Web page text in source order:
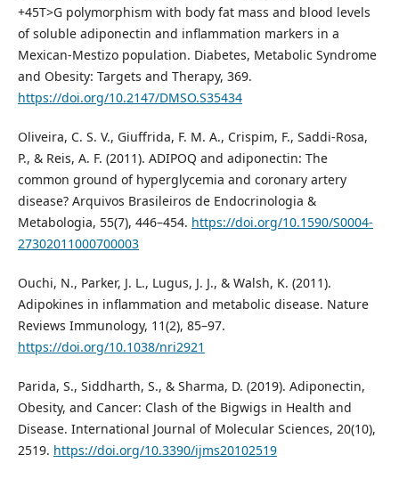
+45T>G polymorphism with body fat mass and blood levels
of soluble adiponectin and inflammation markers in a
Mexican-Mestizo population. Diabetes, Metabolic Syndrome
and Obesity: Targets and Therapy, 369.
https://doi.org/10.2147/DMSO.S35434
Oliveira, C. S. V., Giuffrida, F. M. A., Crispim, F., Saddi-Rosa,
P., & Reis, A. F. (2011). ADIPOQ and adiponectin: The
common ground of hyperglycemia and coronary artery
disease? Arquivos Brasileiros de Endocrinologia &
Metabologia, 55(7), 446–454. https://doi.org/10.1590/S0004-
27302011000700003
Ouchi, N., Parker, J. L., Lugus, J. J., & Walsh, K. (2011).
Adipokines in inflammation and metabolic disease. Nature
Reviews Immunology, 11(2), 85–97.
https://doi.org/10.1038/nri2921
Parida, S., Siddharth, S., & Sharma, D. (2019). Adiponectin,
Obesity, and Cancer: Clash of the Bigwigs in Health and
Disease. International Journal of Molecular Sciences, 20(10),
2519. https://doi.org/10.3390/ijms20102519